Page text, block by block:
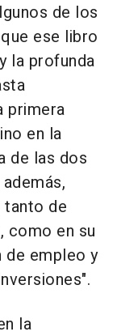
de los
ese libro
la profunda
primera
en la
de las dos
tanto de
como en su
empleo y
la